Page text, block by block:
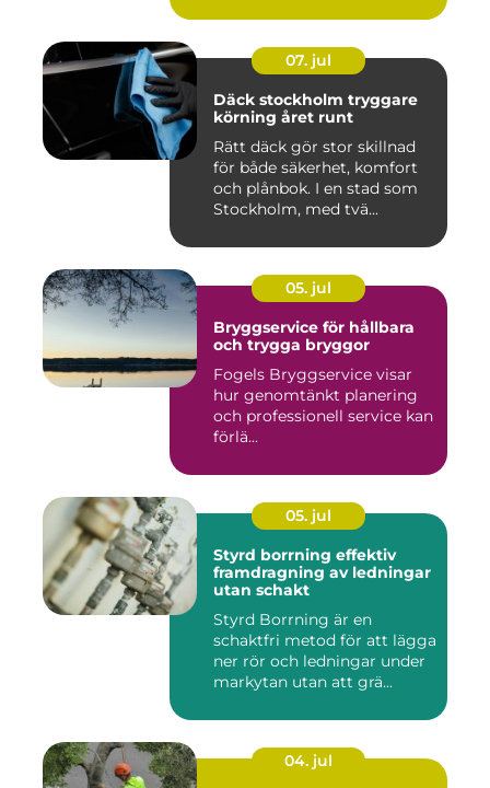
07. jul
Däck stockholm tryggare
körning året runt
Rätt däck gör stor skillnad
för både säkerhet, komfort
och plånbok. I en stad som
Stockholm, med tvä...
05. jul
Bryggservice för hållbara
och trygga bryggor
Fogels Bryggservice visar
hur genomtänkt planering
och professionell service kan
förlä...
05. jul
Styrd borrning effektiv
framdragning av ledningar
utan schakt
Styrd Borrning är en
schaktfri metod för att lägga
ner rör och ledningar under
markytan utan att grä...
04. jul